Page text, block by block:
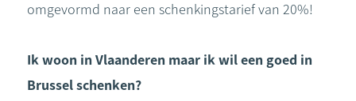
omgevormd naar een schenkingstarief van 20%!
Ik woon in Vlaanderen maar ik wil een goed in
Brussel schenken?